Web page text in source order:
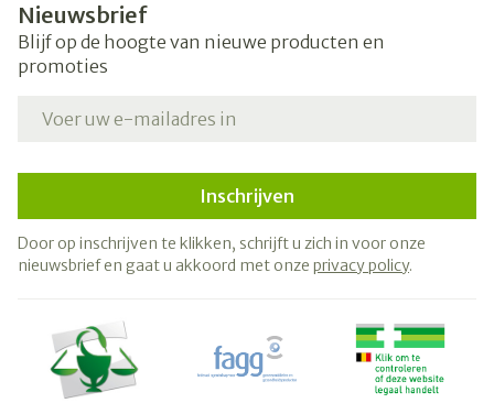
Nieuwsbrief
Blijf op de hoogte van nieuwe producten en
promoties
Inschrijven
Door op inschrijven te klikken, schrijft u zich in voor onze
nieuwsbrief en gaat u akkoord met onze privacy policy.